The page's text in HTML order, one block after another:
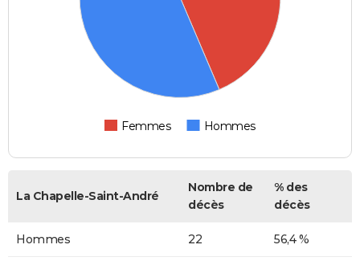
Femmes Hommes
La Chapelle-Saint-André
Nombre de
décès
% des
décès
Hommes 22 56,4 %